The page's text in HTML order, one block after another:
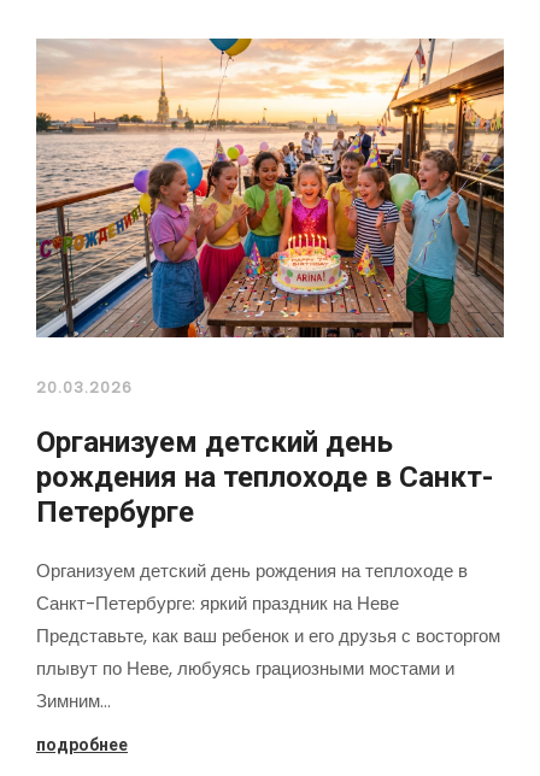
20.03.2026
Организуем детский день
рождения на теплоходе в Санкт-
Петербурге
Организуем детский день рождения на теплоходе в
Санкт-Петербурге: яркий праздник на Неве
Представьте, как ваш ребенок и его друзья с восторгом
плывут по Неве, любуясь грациозными мостами и
Зимним…
подробнее